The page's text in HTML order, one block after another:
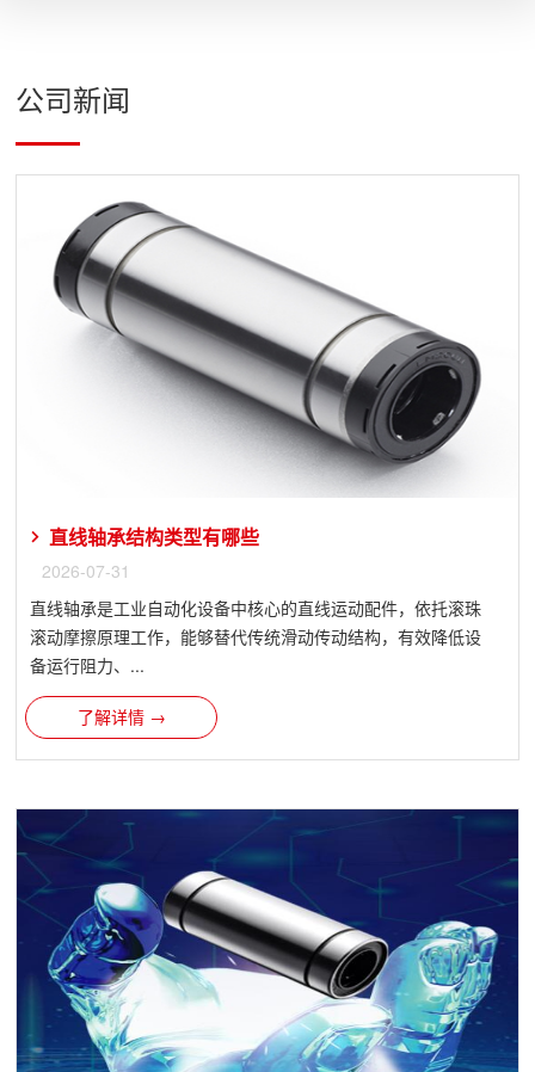
公司新闻
直线轴承结构类型有哪些
2026-07-31
直线轴承是工业自动化设备中核心的直线运动配件，依托滚珠
滚动摩擦原理工作，能够替代传统滑动传动结构，有效降低设
备运行阻力、...
了解详情 →